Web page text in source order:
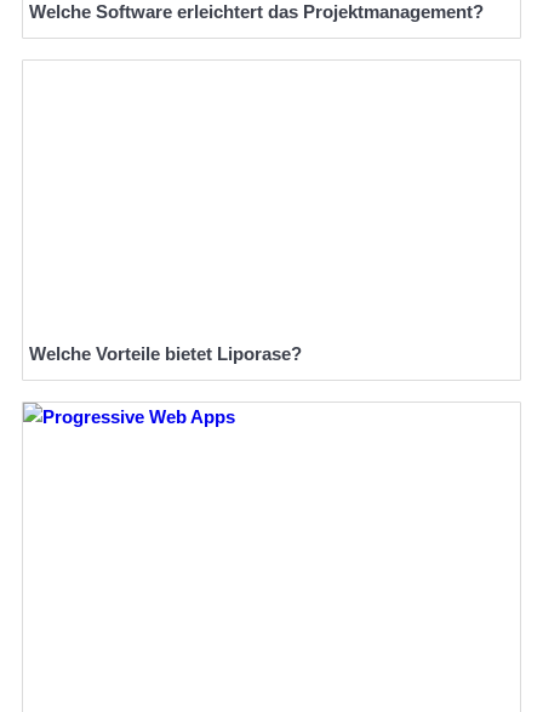
Welche Software erleichtert das Projektmanagement?
Welche Vorteile bietet Liporase?